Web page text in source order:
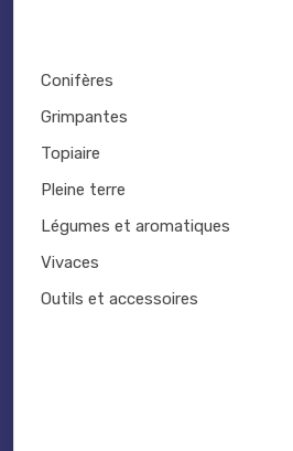
Conifères
Grimpantes
Topiaire
Pleine terre
Légumes et aromatiques
Vivaces
Outils et accessoires